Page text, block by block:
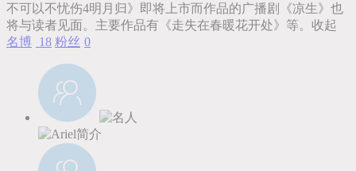
不可以不忧伤4明月归》即将上市而作品的广播剧《凉生》也
将与读者见面。主要作品有《走失在春暖花开处》等。 收起
名博
18 粉丝 0